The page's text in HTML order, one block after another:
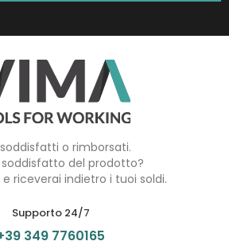
soddisfatti o rimborsati.
soddisfatto del prodotto?
riceverai indietro i tuoi soldi.
Supporto 24/7
349 7760165